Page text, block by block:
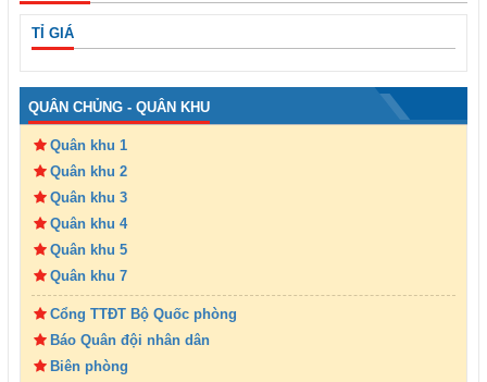
TỈ GIÁ
QUÂN CHỦNG - QUÂN KHU
Quân khu 1
Quân khu 2
Quân khu 3
Quân khu 4
Quân khu 5
Quân khu 7
Cổng TTĐT Bộ Quốc phòng
Báo Quân đội nhân dân
Biên phòng